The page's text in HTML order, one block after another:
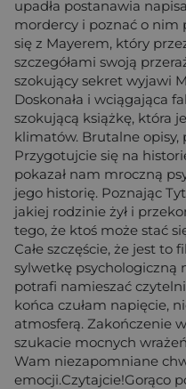
upadła postanawia
mordercy i poznać o nim
się z Mayerem, który
szczegółami swoją
szokujący sekret wyjawi
Doskonała i wciągająca
szokującą książkę, która
klimatów. Brutalne opisy,
Przygotujcie się na
pokazał nam mroczną
jego historię. Poznając
jakiej rodzinie żył i
tego, że ktoś może stać
Całe szczęście, że jest to
sylwetkę psychologiczną
potrafi namieszać
końca czułam napięcie,
atmosferą. Zakończenie
szukacie mocnych
Wam niezapomniane
emocji.Czytajcie!Gorąco